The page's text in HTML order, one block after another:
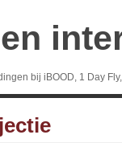
bij iBOOD, 1 Day